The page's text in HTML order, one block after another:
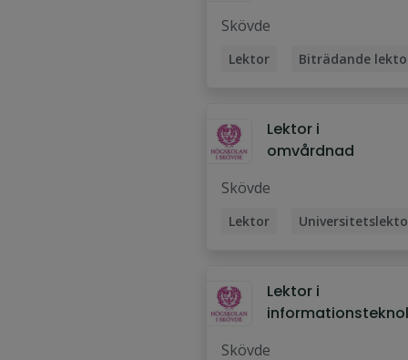
Skövde
Lektor
Biträdande
Lektor i
omvårdnad
Skövde
Lektor
Lektor i
Skövde